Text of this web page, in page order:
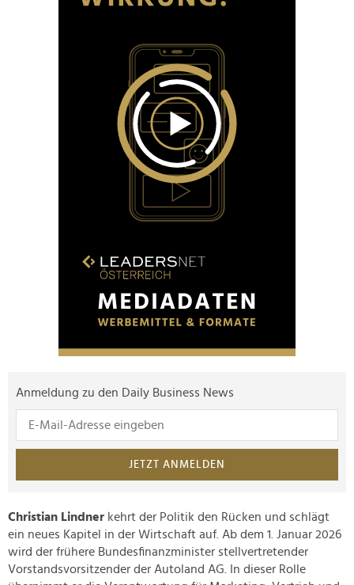
Anmeldung zu den Daily Business News
JETZT ANMELDEN
Christian Lindner kehrt der Politik den Rücken und schlägt
ein neues Kapitel in der Wirtschaft auf. Ab dem 1. Januar 2026
wird der frühere Bundesfinanzminister stellvertretender
Vorstandsvorsitzender der Autoland AG. In dieser Rolle